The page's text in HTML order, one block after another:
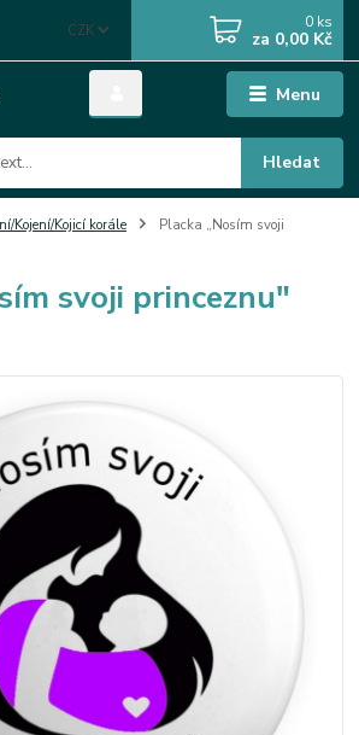
Menu
CZK
Hledat
0 ks
za 0,00 Kč
Kojení/Kojicí korále
Placka „Nosím svoji
svoji princeznu"